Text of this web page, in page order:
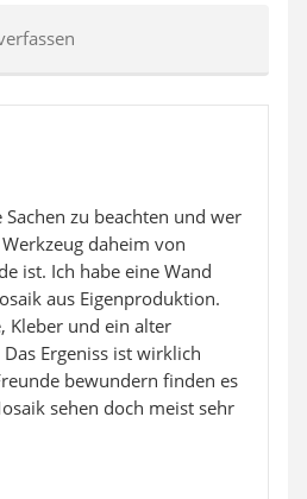
zu beachten und wer
daheim von
ist. Ich habe eine Wand
aus Eigenproduktion.
Kleber und ein alter
Ergeniss ist wirklich
bewundern finden es
sehen doch meist sehr